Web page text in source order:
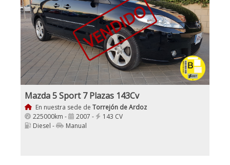
VENDIDO
Mazda 5 Sport 7 Plazas 143Cv
En nuestra sede de Torrejón de Ardoz
225000km -
2007 -
143 CV
Diesel -
Manual